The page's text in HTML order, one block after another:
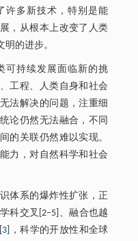
许多新技术，特别是能
，从根本上改变了人类
的进步。
可持续发展面临新的挑
工程、人类自身和社会
法解决的问题，注重细
论仍然无法融合，不同
的关联仍然难以实现。
力，对自然科学和社会
体系的爆炸性扩张，正
科交叉[2–5]、融合也越
3 ]，科学的开放性和全球